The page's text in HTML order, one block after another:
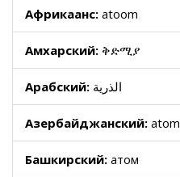
Африкаанс: atoom
Амхарский: ቅድሚያ
Арабский: الذرية
Азербайджанский: atom
Башкирский: атом